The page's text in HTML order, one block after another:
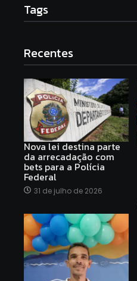
Tags
Recentes
Nova lei destina parte
da arrecadação com
bets para a Polícia
Federal
31 de julho de 2026